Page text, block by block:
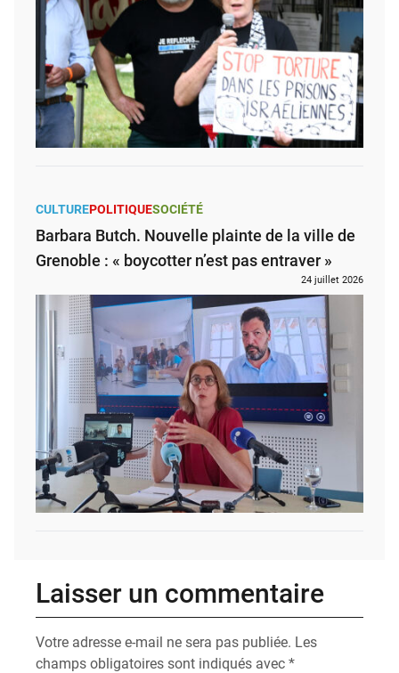
CULTUREPOLITIQUESOCIÉTÉ
Barbara Butch. Nouvelle plainte de la ville de
Grenoble : « boycotter n’est pas entraver »
24 juillet 2026
Laisser un commentaire
Votre adresse e-mail ne sera pas publiée. Les
champs obligatoires sont indiqués avec *